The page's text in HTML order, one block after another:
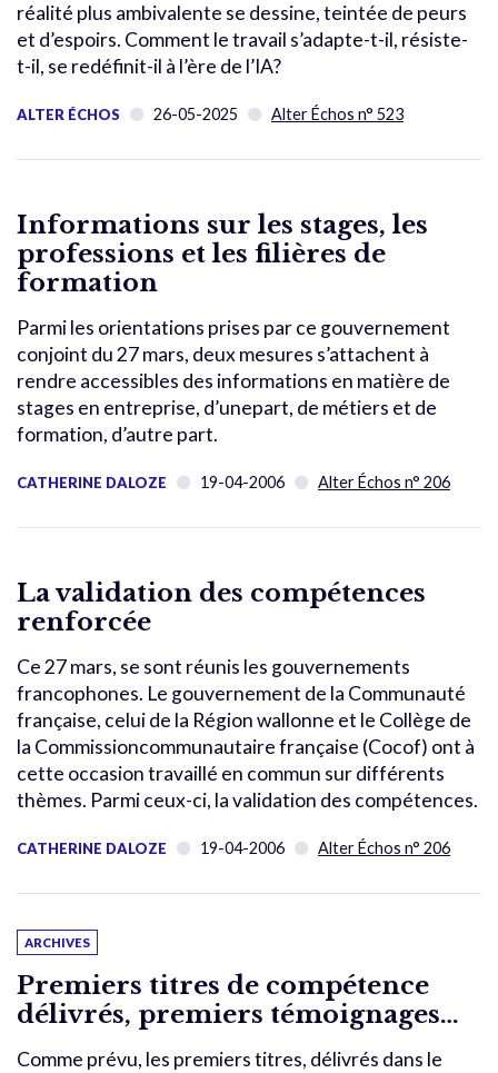
réalité plus ambivalente se dessine, teintée de peurs
et d’espoirs. Comment le travail s’adapte-t-il, résiste-
t-il, se redéfinit-il à l’ère de l’IA?
ALTER ÉCHOS 26-05-2025 Alter Échos n° 523
Informations sur les stages, les
professions et les filières de
formation
Parmi les orientations prises par ce gouvernement
conjoint du 27 mars, deux mesures s’attachent à
rendre accessibles des informations en matière de
stages en entreprise, d’unepart, de métiers et de
formation, d’autre part.
CATHERINE DALOZE 19-04-2006 Alter Échos n° 206
La validation des compétences
renforcée
Ce 27 mars, se sont réunis les gouvernements
francophones. Le gouvernement de la Communauté
française, celui de la Région wallonne et le Collège de
la Commissioncommunautaire française (Cocof) ont à
cette occasion travaillé en commun sur différents
thèmes. Parmi ceux-ci, la validation des compétences.
CATHERINE DALOZE 19-04-2006 Alter Échos n° 206
ARCHIVES
Premiers titres de compétence
délivrés, premiers témoignages…
Comme prévu, les premiers titres, délivrés dans le